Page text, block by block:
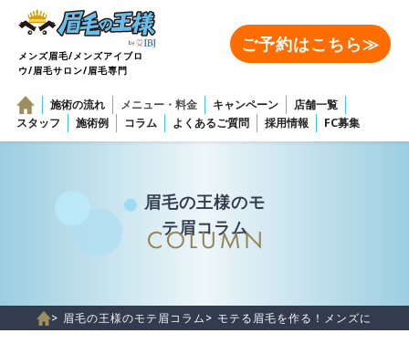
メンズ眉毛/メンズアイブロ
ウ/眉毛サロン/眉毛専門
ご予約はこちら≫
施術の流れ メニュー・料金 キャンペーン
店舗一覧
スタッフ
施術例 コラム よくあるご質問 採用情報 FC募集
眉毛の王様のモ
テ眉コラム
> 眉毛の王様のモテ眉コラム> モテる眉毛を作る！メンズにおす